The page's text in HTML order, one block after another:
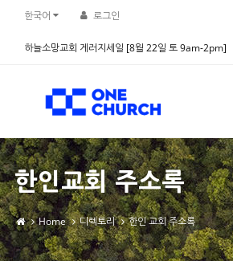
한국어 로그인
하늘소망교회 게러지세일 [8월 22일 토 9am-2pm]
한인교회 주소록
Home 디렉토리 한인 교회 주소록
Sketchbook5, 스케치북5